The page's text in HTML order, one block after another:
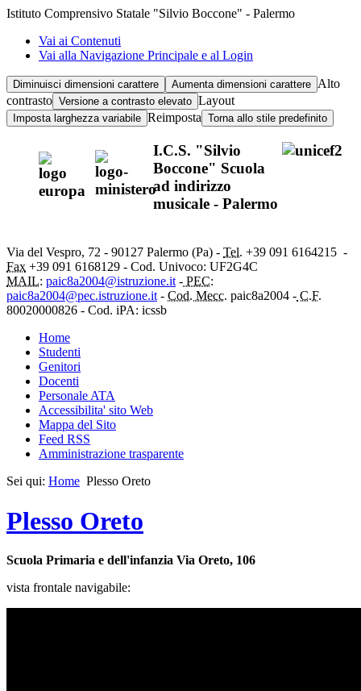
Istituto Comprensivo Statale "Silvio Boccone" - Palermo
Vai ai Contenuti
Vai alla Navigazione Principale e al Login
Diminuisci dimensioni carattere Aumenta dimensioni carattere Alto
contrasto Versione a contrasto elevato Layout
Imposta larghezza variabile Reimposta Torna allo stile predefinito
I.C.S. "Silvio
Boccone" Scuola
ad indirizzo
musicale - Palermo
Via del Vespro, 72 - 90127 Palermo (Pa) - Tel. +39 091 6164215 -
Fax +39 091 6168129 - Cod. Univoco: UF2G4C
MAIL: paic8a2004@istruzione.it- PEC:
paic8a2004@pec.istruzione.it- Cod. Mecc. paic8a2004 - C.F.
80020000826 - Cod. iPA: icssb
Home
Studenti
Genitori
Docenti
Personale ATA
Accessibilita' sito Web
Mappa del Sito
Feed RSS
Amministrazione trasparente
Sei qui: Home Plesso Oreto
Plesso Oreto
Scuola Primaria e dell'infanzia Via Oreto, 106
vista frontale navigabile: